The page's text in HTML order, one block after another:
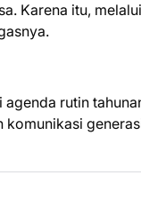
Karena itu,
rutin